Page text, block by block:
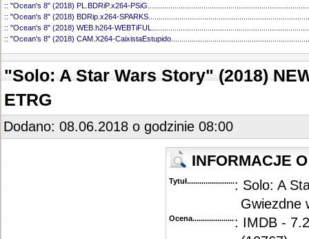
:: "Ocean's 8" (2018) PL.BDRiP.x264-PSiG
:: "Ocean's 8" (2018) BDRip.x264-SPARKS
:: "Ocean's 8" (2018) WEB.h264-WEBTiFUL
:: "Ocean's 8" (2018) CAM.X264-CaixistaEstupido
"Solo: A Star Wars Story" (2018)
ETRG
Dodano: 08.06.2018 o godzinie 08:00
INFORMACJE
Tytuł............................................
: Solo: A
Gwiezdne
Ocena.............................................
: IMDB -